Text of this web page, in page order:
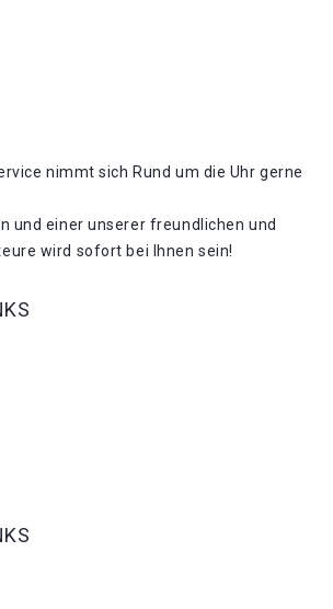
nimmt sich Rund um die Uhr gerne
und einer unserer freundlichen und
wird sofort bei Ihnen sein!